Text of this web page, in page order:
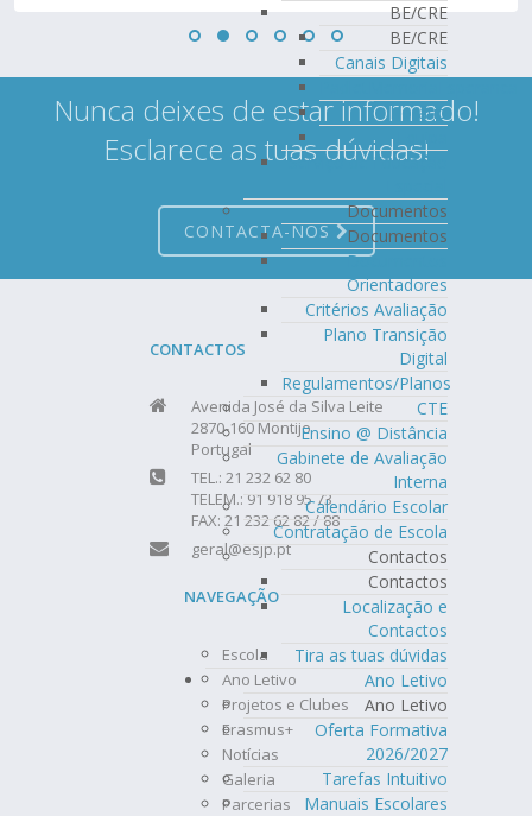
BE/CRE
BE/CRE
Canais Digitais
Horário
Equipa
Serviço de Educação
Documentos
Documentos
Documentos
Orientadores
Critérios Avaliação
Plano Transição
Digital
Regulamentos/Planos
CTE
Ensino @ Distância
Gabinete de Avaliação
Interna
Calendário Escolar
Contratação de Escola
Contactos
Contactos
Localização e
Contactos
Tira as tuas dúvidas
Ano Letivo
Ano Letivo
Oferta Formativa
2026/2027
Tarefas Intuitivo
Manuais Escolares
Nunca deixes de estar informado!
Esclarece as tuas dúvidas!
CONTACTA-NOS
CONTACTOS
Avenida José da Silva Leite
2870-160 Montijo
Portugal
TEL.: 21 232 62 80
TELEM.: 91 918 95 73
FAX: 21 232 62 82 / 88
geral@esjp.pt
NAVEGAÇÃO
Escola
Ano Letivo
Projetos e Clubes
Erasmus+
Notícias
Galeria
Parcerias